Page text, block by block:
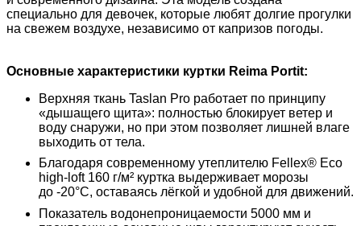
специально для девочек, которые любят долгие прогулки
на свежем воздухе, независимо от капризов погоды.
Основные характеристики куртки Reima Portit:
Верхняя ткань Taslan Pro работает по принципу
«дышащего щита»: полностью блокирует ветер и
воду снаружи, но при этом позволяет лишней влаге
выходить от тела.
Благодаря современному утеплителю Fellex® Eco
high-loft 160 г/м² куртка выдерживает морозы
до -20°C, оставаясь лёгкой и удобной для движений.
Показатель водонепроницаемости 5000 мм и